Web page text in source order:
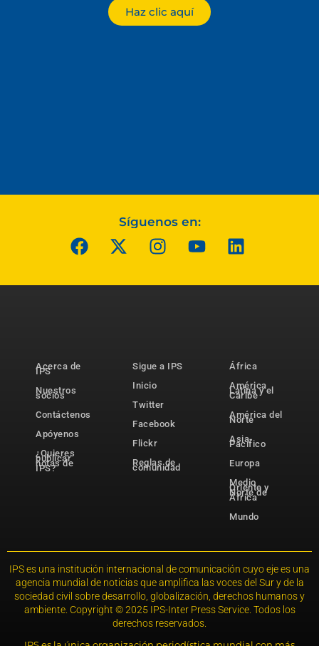
Haz clic aquí
Síguenos en:
Acerca de
IPS
Nuestros
socios
Contáctenos
Apóyenos
¿Quieres
publicar
notas de
IPS?
Sigue a IPS
Inicio
Twitter
Facebook
Flickr
Reglas de
comunidad
África
América
Latina y el
Caribe
América del
Norte
Asia-
Pacífico
Europa
Medio
Oriente y
Norte de
África
Mundo
IPS es una institución internacional de comunicación cuyo eje es una
agencia mundial de noticias que amplifica las voces del Sur y de la
sociedad civil sobre desarrollo, globalización, derechos humanos y
ambiente. Copyright © 2025 IPS-Inter Press Service. Todos los
derechos reservados.